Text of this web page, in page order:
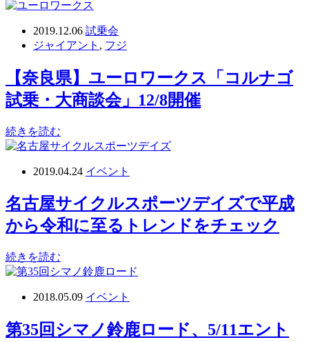
2019.12.06 試乗会
ジャイアント , フジ
【奈良県】ユーロワークス「コルナゴ
試乗・大商談会」12/8開催
続きを読む
2019.04.24 イベント
名古屋サイクルスポーツデイズで平成
から令和に至るトレンドをチェック
続きを読む
2018.05.09 イベント
第35回シマノ鈴鹿ロード、5/11エント